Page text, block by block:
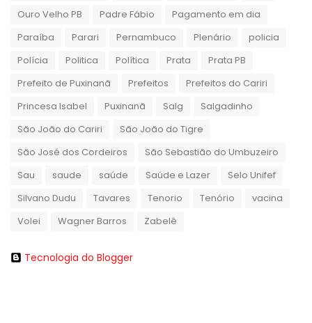
Ouro Velho PB
Padre Fábio
Pagamento em dia
Paraíba
Parari Pernambuco Plenário
policia
Polícia
Politica Política Prata
Prata PB
Prefeito de Puxinanã
Prefeitos
Prefeitos do Cariri
Princesa Isabel
Puxinanã Salg
Salgadinho
São João do Cariri
São João do Tigre
São José dos Cordeiros
São Sebastião do Umbuzeiro
Sau
saude saúde Saúde e Lazer
Selo Unifef
Silvano Dudu
Tavares Tenorio Tenório
vacina
Volei
Wagner Barros Zabelê
Tecnologia do Blogger